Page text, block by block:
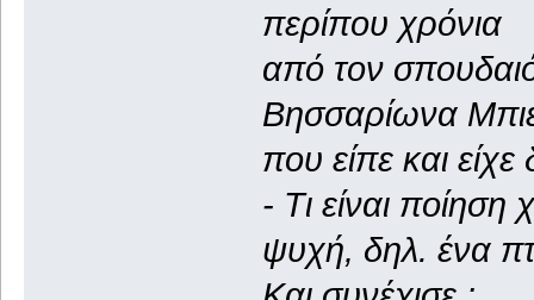
περίπου χρόνια
από τον
Βησσαρίωνα
που είπε και είχε
- Τι είναι
ψυχή, δηλ. ένα